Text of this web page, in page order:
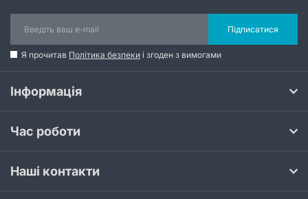
Підписатися
Я прочитав Політика безпеки і згоден з вимогами
Інформація
Час роботи
Наші контакти